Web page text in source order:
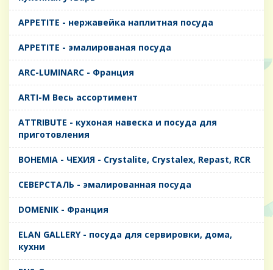
APPETITE - нержавейка наплитная посуда
APPETITE - эмалированая посуда
ARC-LUMINARC - Франция
ARTI-M Весь ассортимент
ATTRIBUTE - кухоная навеска и посуда для
приготовления
BOHEMIA - ЧЕХИЯ - Crystalite, Crystalex, Repast, RCR
CЕВЕРСТАЛЬ - эмалированная посуда
DOMENIK - Франция
ELAN GALLERY - посуда для сервировки, дома,
кухни